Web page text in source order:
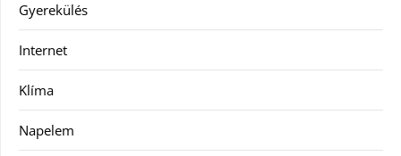
Gyerekülés
Internet
Klíma
Napelem